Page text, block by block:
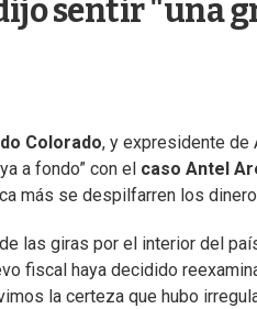
sentir "una
Colorado, y expresidente de
a fondo” con el caso Antel
más se despilfarren los
las giras por el interior del
fiscal haya decidido
la certeza que hubo